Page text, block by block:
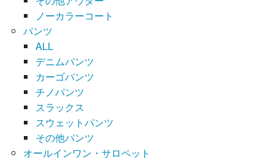
ノーカラーコート
パンツ
ALL
デニムパンツ
カーゴパンツ
チノパンツ
スラックス
スウェットパンツ
その他パンツ
オールインワン・サロペット